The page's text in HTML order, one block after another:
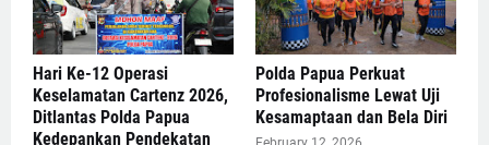
Hari Ke-12 Operasi
Keselamatan Cartenz 2026,
Ditlantas Polda Papua
Kedepankan Pendekatan
Polda Papua Perkuat
Profesionalisme Lewat Uji
Kesamaptaan dan Bela Diri